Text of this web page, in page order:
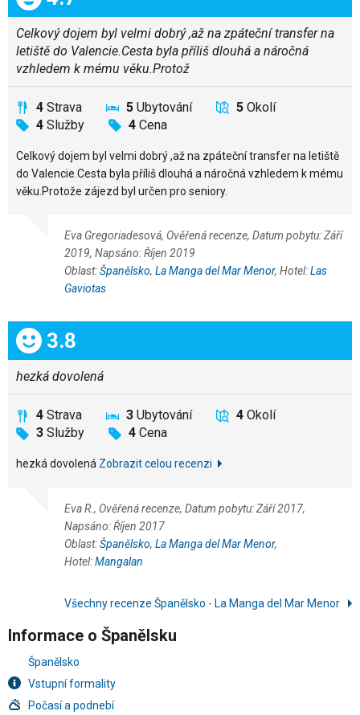
Celkový dojem byl velmi dobrý ,až na zpáteční transfer na
letiště do Valencie.Cesta byla příliš dlouhá a náročná
vzhledem k mému věku.Protož
4 Strava 5 Ubytování 5 Okolí
4 Služby 4 Cena
Celkový dojem byl velmi dobrý ,až na zpáteční transfer na letiště
do Valencie.Cesta byla příliš dlouhá a náročná vzhledem k mému
věku.Protože zájezd byl určen pro seniory.
Eva Gregoriadesová, Ověřená recenze, Datum pobytu: Září
2019, Napsáno: Říjen 2019
Oblast:Španělsko, La Manga del Mar Menor, Hotel:Las
Gaviotas
Celkem:
3.8
hezká dovolená
4 Strava 3 Ubytování 4 Okolí
3 Služby 4 Cena
hezká dovolená Zobrazit celou recenzi
Eva R., Ověřená recenze, Datum pobytu: Září 2017,
Napsáno: Říjen 2017
Oblast:Španělsko, La Manga del Mar Menor,
Hotel:Mangalan
Všechny recenze Španělsko - La Manga del Mar Menor
Informace o Španělsku
Španělsko
Vstupní formality
Počasí a podnebí